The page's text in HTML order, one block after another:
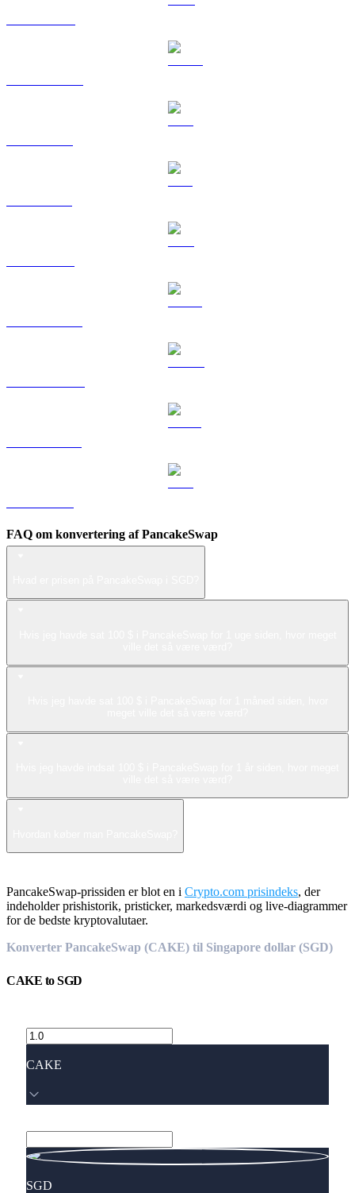
FAQ om konvertering af PancakeSwap
PancakeSwap-prissiden er blot en i Crypto.com prisindeks, der
indeholder prishistorik, pristicker, markedsværdi og live-diagrammer
for de bedste kryptovalutaer.
Konverter PancakeSwap (CAKE) til Singapore dollar (SGD)
CAKE toSGD
CAKE
SGD